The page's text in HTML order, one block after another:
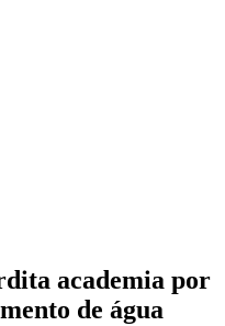
academia por
de água